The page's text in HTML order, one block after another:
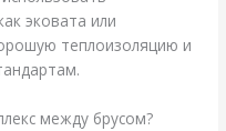
эковата или
теплоизоляцию и
между брусом?